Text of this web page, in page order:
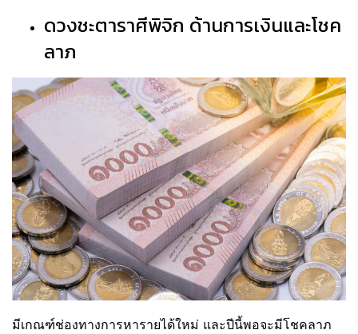
ดวงชะตาราศีพิจิก ด้านการเงินและโชค
ลาภ
มีเกณฑ์ช่องทางการหารายได้ใหม่ และปีนี้พอจะมีโชคลาภ